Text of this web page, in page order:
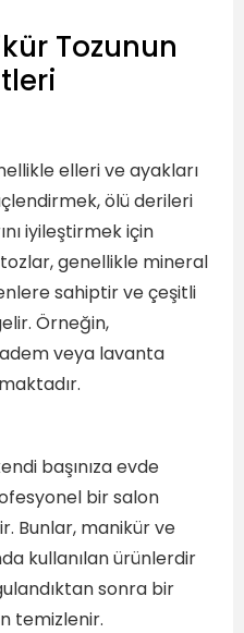
Tozunun
elleri ve ayakları
ölü derileri
iyileştirmek için
genellikle mineral
sahiptir ve çeşitli
Örneğin,
veya lavanta
başınıza evde
bir salon
Bunlar, manikür ve
kullanılan ürünlerdir
sonra bir
temizlenir.